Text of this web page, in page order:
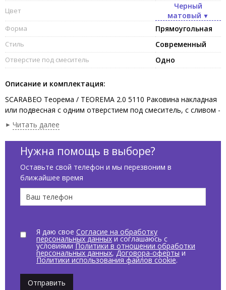
Цвет
Черный
матовый
Форма Прямоугольная
Стиль Современный
Отверстие под смеситель Одно
Описание и комплектация:
SCARABEO Теорема / TEOREMA 2.0 5110 Раковина накладная
или подвесная с одним отверстием под смеситель, с сливом -
переливом. Размеры: 80x46x14,5h см. Настенные крепления
входят в комплект. Цвет Сланцево-серый / Ardesia.
Читать далее
Нужна помощь в выборе?
Оставьте свой телефон и мы перезвоним в
ближайшее время
Я даю свое Согласие на обработку
персональных данныхи соглашаюсь с
условиями Политики в отношении обработки
персональных данных, Договора-оферты и
Политики использования файлов cookie.
Отправить